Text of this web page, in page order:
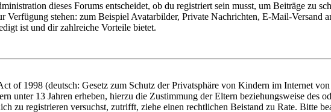
dieses Forums entscheidet, ob du registriert sein musst, um Beiträge zu
stehen: zum Beispiel Avatarbilder, Private Nachrichten, E-Mail-Versand
ist und dir zahlreiche Vorteile bietet.
of 1998 (deutsch: Gesetz zum Schutz der Privatsphäre von Kindern im Internet
unter 13 Jahren erheben, hierzu die Zustimmung der Eltern beziehungsweise des
zu registrieren versuchst, zutrifft, ziehe einen rechtlichen Beistand zu Rate. Bitte